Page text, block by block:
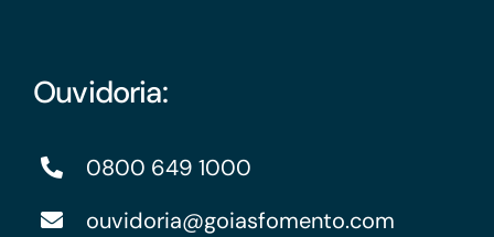
Ouvidoria:
0800 649 1000
ouvidoria@goiasfomento.com